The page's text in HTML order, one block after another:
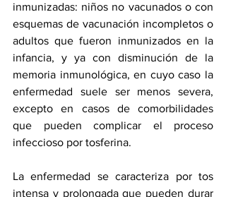
inmunizadas: niños no vacunados o con
esquemas de vacunación incompletos o
adultos que fueron inmunizados en la
infancia, y ya con disminución de la
memoria inmunológica, en cuyo caso la
enfermedad suele ser menos severa,
excepto en casos de comorbilidades
que pueden complicar el proceso
infeccioso por tosferina.
La enfermedad se caracteriza por tos
intensa y prolongada que pueden durar